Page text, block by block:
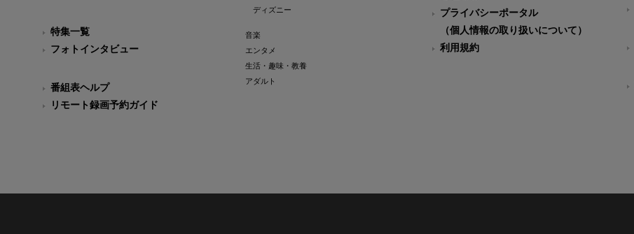
特集一覧
フォトインタビュー
番組表ヘルプ
リモート録画予約ガイド
ディズニー
音楽
エンタメ
生活・趣味・教養
アダルト
プライバシーポータル
（個人情報の取り扱いについて）
利用規約